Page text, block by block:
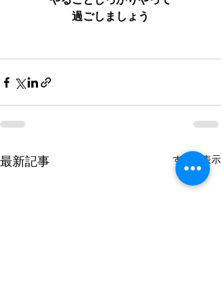
過ごしましょう
最新記事 すべて表示